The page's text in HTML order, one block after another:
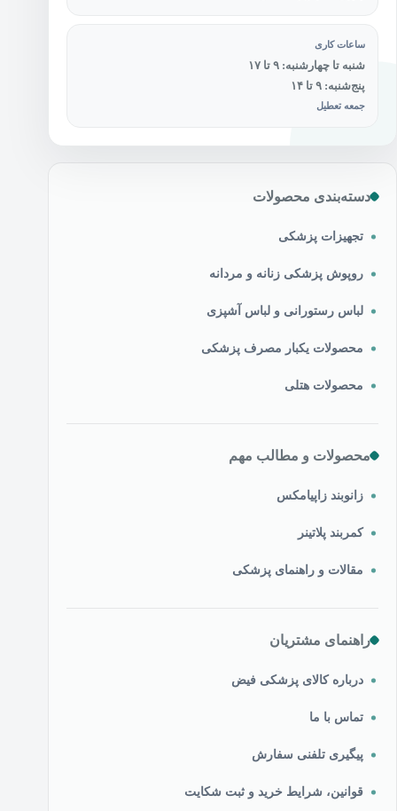
ساعات کاری
شنبه تا چهارشنبه: ۹ تا ۱۷
پنج‌شنبه: ۹ تا ۱۴
جمعه تعطیل
دسته‌بندی محصولات
تجهیزات پزشکی
روپوش پزشکی زنانه و مردانه
لباس رستورانی و لباس آشپزی
محصولات یکبار مصرف پزشکی
محصولات هتلی
محصولات و مطالب مهم
زانوبند زاپیامکس
کمربند پلاتینر
مقالات و راهنمای پزشکی
راهنمای مشتریان
درباره کالای پزشکی فیض
تماس با ما
پیگیری تلفنی سفارش
قوانین، شرایط خرید و ثبت شکایت